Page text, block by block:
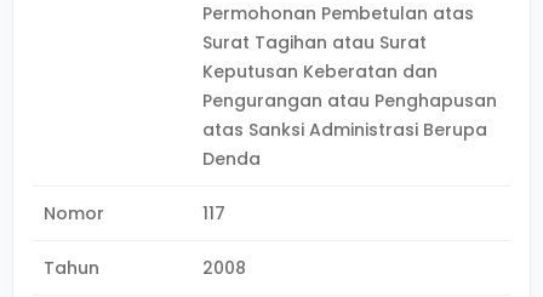
Permohonan Pembetulan atas
Surat Tagihan atau Surat
Keputusan Keberatan dan
Pengurangan atau Penghapusan
atas Sanksi Administrasi Berupa
Denda
Nomor 117
Tahun 2008